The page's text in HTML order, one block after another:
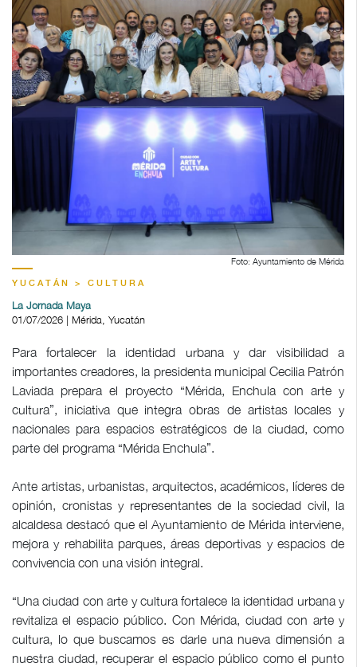
Foto: Ayuntamiento de Mérida
YUCATÁN > CULTURA
La Jornada Maya
01/07/2026 | Mérida, Yucatán
Para fortalecer la identidad urbana y dar visibilidad a
importantes creadores, la presidenta municipal Cecilia Patrón
Laviada prepara el proyecto “Mérida, Enchula con arte y
cultura”, iniciativa que integra obras de artistas locales y
nacionales para espacios estratégicos de la ciudad, como
parte del programa “Mérida Enchula”.
Ante artistas, urbanistas, arquitectos, académicos, líderes de
opinión, cronistas y representantes de la sociedad civil, la
alcaldesa destacó que el Ayuntamiento de Mérida interviene,
mejora y rehabilita parques, áreas deportivas y espacios de
convivencia con una visión integral.
“Una ciudad con arte y cultura fortalece la identidad urbana y
revitaliza el espacio público. Con Mérida, ciudad con arte y
cultura, lo que buscamos es darle una nueva dimensión a
nuestra ciudad, recuperar el espacio público como el punto